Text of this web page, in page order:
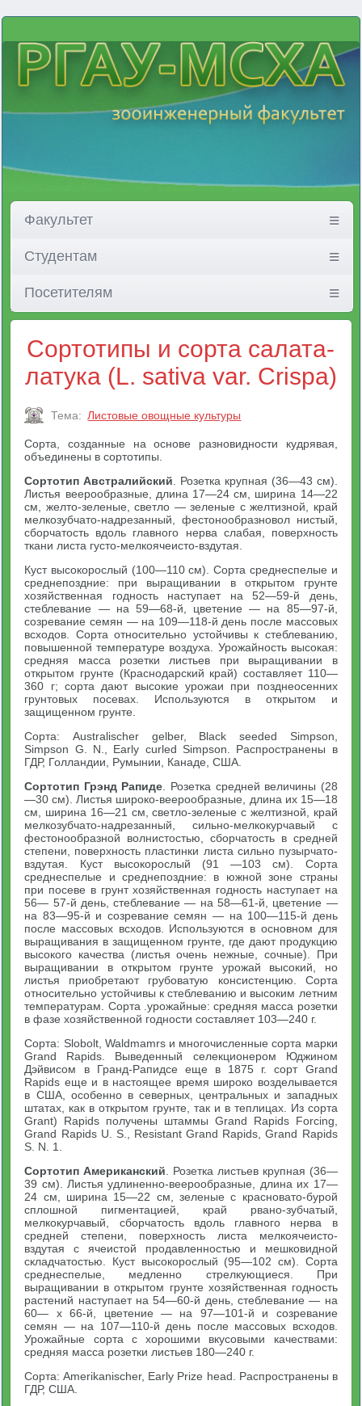
Факультет
Студентам
Посетителям
Сортотипы и сорта салата-
латука (L. sativa var. Crispa)
Тема: Листовые овощные культуры
Сорта, созданные на основе разновидности кудрявая,
объединены в сортотипы.
Сортотип Австралийский . Розетка крупная (36—43 см).
Листья веерообразные, длина 17—24 см, ширина 14—22
см, желто-зеленые, светло — зеленые с желтизной, край
мелкозубчато-надрезанный, фестонообразновол нистый,
сборчатость вдоль главного нерва слабая, поверхность
ткани листа густо-мелкоячеисто-вздутая.
Куст высокорослый (100—110 см). Сорта среднеспелые и
среднепоздние: при выращивании в открытом грунте
хозяйственная годность наступает на 52—59-й день,
стеблевание — на 59—68-й, цветение — на 85—97-й,
созревание семян — на 109—118-й день после массовых
всходов. Сорта относительно устойчивы к стеблеванию,
повышенной температуре воздуха. Урожайность высокая:
средняя масса розетки листьев при выращивании в
открытом грунте (Краснодарский край) составляет 110—
360 г; сорта дают высокие урожаи при позднеосенних
грунтовых посевах. Используются в открытом и
защищенном грунте.
Сорта: Australischer gelber, Black seeded Simpson,
Simpson G. N., Early curled Simpson. Распространены в
ГДР, Голландии, Румынии, Канаде, США.
Сортотип Грэнд Рапиде . Розетка средней величины (28
—30 см). Листья широко-веерообразные, длина их 15—18
см, ширина 16—21 см, светло-зеленые с желтизной, край
мелкозубчато-надрезанный, сильно-мелкокурчавый с
фестонообразной волнистостью, сборчатость в средней
степени, поверхность пластинки листа сильно пузырчато-
вздутая. Куст высокорослый (91 —103 см). Сорта
среднеспелые и среднепоздние: в южной зоне страны
при посеве в грунт хозяйственная годность наступает на
56— 57-й день, стеблевание — на 58—61-й, цветение —
на 83—95-й и созревание семян — на 100—115-й день
после массовых всходов. Используются в основном для
выращивания в защищенном грунте, где дают продукцию
высокого качества (листья очень нежные, сочные). При
выращивании в открытом грунте урожай высокий, но
листья приобретают грубоватую консистенцию. Сорта
относительно устойчивы к стеблеванию и высоким летним
температурам. Сорта .урожайные: средняя масса розетки
в фазе хозяйственной годности составляет 103—240 г.
Сорта: Slobolt, Waldmamrs и многочисленные сорта марки
Grand Rapids. Выведенный селекционером Юджином
Дэйвисом в Гранд-Рапидсе еще в 1875 г. сорт Grand
Rapids еще и в настоящее время широко возделывается
в США, особенно в северных, центральных и западных
штатах, как в открытом грунте, так и в теплицах. Из сорта
Grant) Rapids получены штаммы Grand Rapids Forcing,
Grand Rapids U. S., Resistant Grand Rapids, Grand Rapids
S. N. 1.
Сортотип Американский . Розетка листьев крупная (36—
39 см). Листья удлиненно-веерообразные, длина их 17—
24 см, ширина 15—22 см, зеленые с красновато-бурой
сплошной пигментацией, край рвано-зубчатый,
мелкокурчавый, сборчатость вдоль главного нерва в
средней степени, поверхность листа мелкоячеисто-
вздутая с ячеистой продавленностью и мешковидной
складчатостью. Куст высокорослый (95—102 см). Сорта
среднеспелые, медленно стрелкующиеся. При
выращивании в открытом грунте хозяйственная годность
растений наступает на 54—60-й день, стеблевание — на
60— х 66-й, цветение — на 97—101-й и созревание
семян — на 107—110-й день после массовых всходов.
Урожайные сорта с хорошими вкусовыми качествами:
средняя масса розетки листьев 180—240 г.
Сорта: Amerikanischer, Early Prize head. Распространены в
ГДР, США.